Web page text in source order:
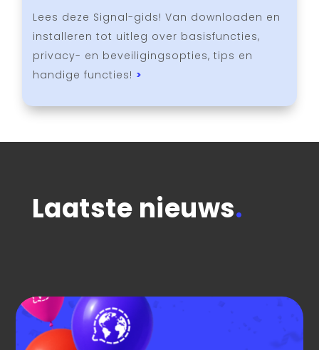
Lees deze Signal-gids! Van downloaden en
installeren tot uitleg over basisfuncties,
privacy- en beveiligingsopties, tips en
handige functies! >
Laatste nieuws.